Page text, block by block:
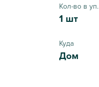
Кол-во в уп.
1 шт
Куда
Дом